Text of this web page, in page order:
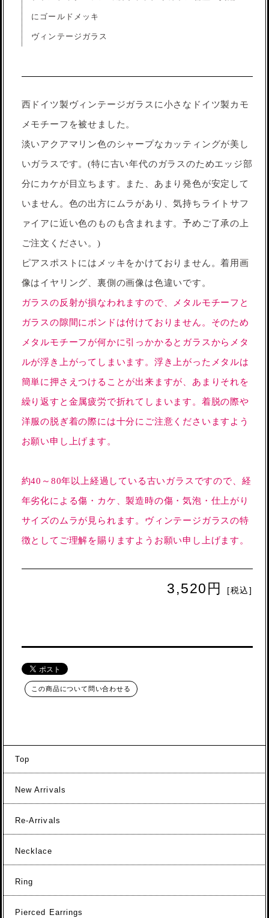
にゴールドメッキ
ヴィンテージガラス
西ドイツ製ヴィンテージガラスに小さなドイツ製カモ
メモチーフを被せました。
淡いアクアマリン色のシャープなカッティングが美し
いガラスです。(特に古い年代のガラスのためエッジ部
分にカケが目立ちます。また、あまり発色が安定して
いません。色の出方にムラがあり、気持ちライトサフ
ァイアに近い色のものも含まれます。予めご了承の上
ご注文ください。)
ピアスポストにはメッキをかけておりません。着用画
像はイヤリング、裏側の画像は色違いです。
ガラスの反射が損なわれますので、メタルモチーフと
ガラスの隙間にボンドは付けておりません。そのため
メタルモチーフが何かに引っかかるとガラスからメタ
ルが浮き上がってしまいます。浮き上がったメタルは
簡単に押さえつけることが出来ますが、あまりそれを
繰り返すと金属疲労で折れてしまいます。着脱の際や
洋服の脱ぎ着の際には十分にご注意くださいますよう
お願い申し上げます。
約40～80年以上経過している古いガラスですので、経
年劣化による傷・カケ、製造時の傷・気泡・仕上がり
サイズのムラが見られます。ヴィンテージガラスの特
徴としてご理解を賜りますようお願い申し上げます。
3,520円 [税込]
この商品について問い合わせる
Top
New Arrivals
Re-Arrivals
Necklace
Ring
Pierced Earrings